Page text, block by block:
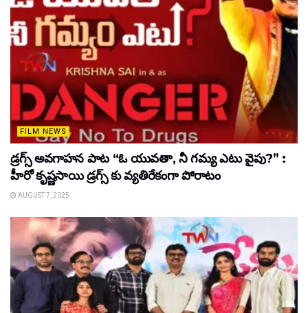
FILM NEWS
డ్రగ్స్ అవగాహన పాట “ఓ యువతా, నీ గమ్య ఎటు వైపు?” :
హీరో కృష్ణసాయి డ్రగ్స్ కు వ్యతిరేకంగా పోరాటం
AUGUST 7, 2025